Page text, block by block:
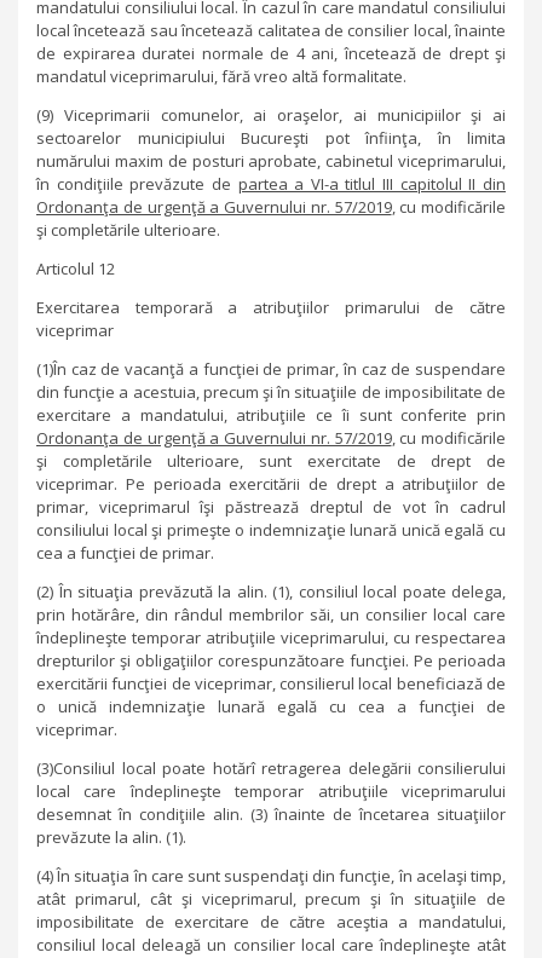
mandatului consiliului local. În cazul în care mandatul consiliului
local încetează sau încetează calitatea de consilier local, înainte
de expirarea duratei normale de 4 ani, încetează de drept şi
mandatul viceprimarului, fără vreo altă formalitate.
(9) Viceprimarii comunelor, ai oraşelor, ai municipiilor şi ai
sectoarelor municipiului Bucureşti pot înfiinţa, în limita
numărului maxim de posturi aprobate, cabinetul viceprimarului,
în condiţiile prevăzute de partea a VI-a titlul III capitolul II din
Ordonanţa de urgenţă a Guvernului nr. 57/2019, cu modificările
şi completările ulterioare.
Articolul 12
Exercitarea temporară a atribuţiilor primarului de către
viceprimar
(1)În caz de vacanţă a funcţiei de primar, în caz de suspendare
din funcţie a acestuia, precum şi în situaţiile de imposibilitate de
exercitare a mandatului, atribuţiile ce îi sunt conferite prin
Ordonanţa de urgenţă a Guvernului nr. 57/2019, cu modificările
şi completările ulterioare, sunt exercitate de drept de
viceprimar. Pe perioada exercitării de drept a atribuţiilor de
primar, viceprimarul îşi păstrează dreptul de vot în cadrul
consiliului local şi primeşte o indemnizaţie lunară unică egală cu
cea a funcţiei de primar.
(2) În situaţia prevăzută la alin. (1), consiliul local poate delega,
prin hotărâre, din rândul membrilor săi, un consilier local care
îndeplineşte temporar atribuţiile viceprimarului, cu respectarea
drepturilor şi obligaţiilor corespunzătoare funcţiei. Pe perioada
exercitării funcţiei de viceprimar, consilierul local beneficiază de
o unică indemnizaţie lunară egală cu cea a funcţiei de
viceprimar.
(3)Consiliul local poate hotărî retragerea delegării consilierului
local care îndeplineşte temporar atribuţiile viceprimarului
desemnat în condiţiile alin. (3) înainte de încetarea situaţiilor
prevăzute la alin. (1).
(4) În situaţia în care sunt suspendaţi din funcţie, în acelaşi timp,
atât primarul, cât şi viceprimarul, precum şi în situaţiile de
imposibilitate de exercitare de către aceştia a mandatului,
consiliul local deleagă un consilier local care îndeplineşte atât